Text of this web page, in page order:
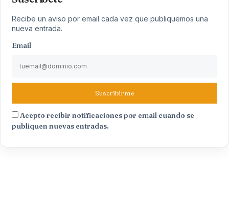
Recibe un aviso por email cada vez que publiquemos una
nueva entrada.
Email
Suscribirme
Acepto recibir notificaciones por email cuando se
publiquen nuevas entradas.